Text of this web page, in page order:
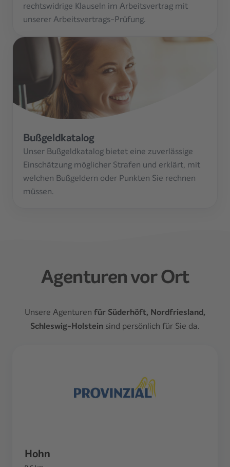
rechtswidrige Klauseln im Arbeitsvertrag mit
unserer Arbeitsvertrags-Prüfung.
Bußgeldkatalog
Unser Bußgeldkatalog bietet eine zuverlässige
Einschätzung möglicher Strafen und erklärt, mit
welchen Bußgeldern oder Punkten Sie rechnen
müssen.
Agenturen vor Ort
Unsere Agenturen für Süderhöft, Nordfriesland,
Schleswig-Holstein sind persönlich für Sie da.
Hohn